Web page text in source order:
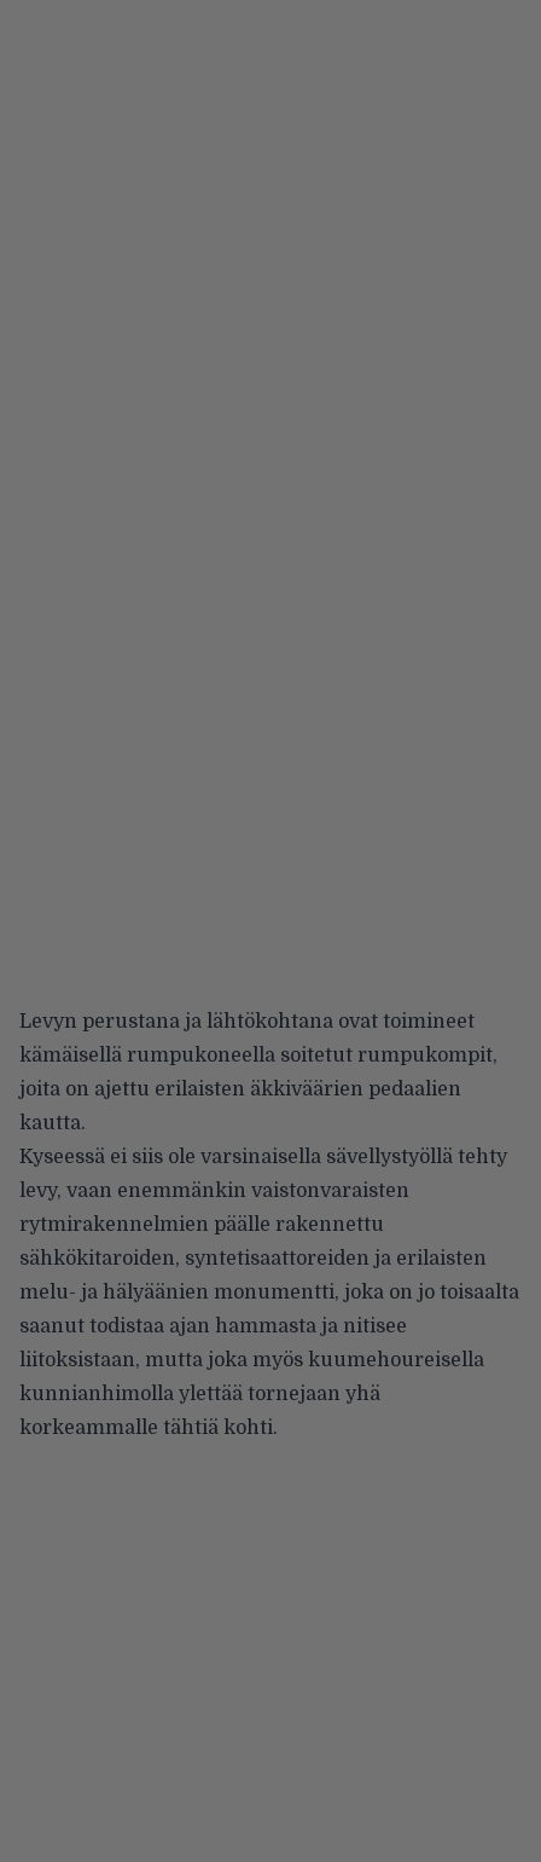
Levyn perustana ja lähtökohtana ovat toimineet
kämäisellä rumpukoneella soitetut rumpukompit,
joita on ajettu erilaisten äkkiväärien pedaalien
kautta.
Kyseessä ei siis ole varsinaisella sävellystyöllä tehty
levy, vaan enemmänkin vaistonvaraisten
rytmirakennelmien päälle rakennettu
sähkökitaroiden, syntetisaattoreiden ja erilaisten
melu- ja hälyäänien monumentti, joka on jo toisaalta
saanut todistaa ajan hammasta ja nitisee
liitoksistaan, mutta joka myös kuumehoureisella
kunnianhimolla ylettää tornejaan yhä
korkeammalle tähtiä kohti.